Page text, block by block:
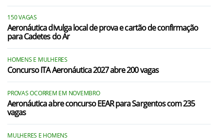
150 VAGAS
Aeronáutica divulga local de prova e cartão de confirmação
para Cadetes do Ar
HOMENS E MULHERES
Concurso ITA Aeronáutica 2027 abre 200 vagas
PROVAS OCORREM EM NOVEMBRO
Aeronáutica abre concurso EEAR para Sargentos com 235
vagas
MULHERES E HOMENS